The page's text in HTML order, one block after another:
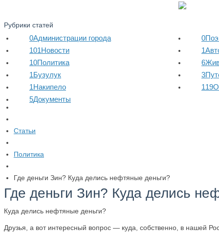
Рубрики статей
0Администрации города
101Новости
10Политика
1Бузулук
1Накипело
5Документы
0
1
6
3
119
Статьи
Политика
Где деньги Зин? Куда делись нефтяные деньги?
Где деньги Зин? Куда делись
Куда делись нефтяные деньги?
Друзья, а вот интересный вопрос — куда, собственно, в нашей